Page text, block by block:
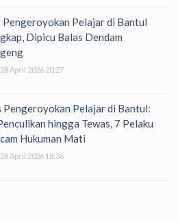
Pelajar di Bantul
Dipicu Balas Dendam
April 2026 20:27
Pengeroyokan Pelajar di Bantul:
hingga Tewas, 7 Pelaku
Hukuman Mati
April 2026 18:36